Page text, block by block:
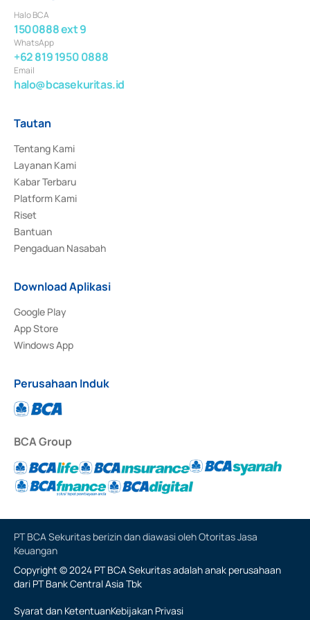
Halo BCA
1500888 ext 9
WhatsApp
+62 819 1950 0888
Email
halo@bcasekuritas.id
Tautan
Tentang Kami
Layanan Kami
Kabar Terbaru
Platform Kami
Riset
Bantuan
Pengaduan Nasabah
Download Aplikasi
Google Play
App Store
Windows App
Perusahaan Induk
BCA Group
PT BCA Sekuritas berizin dan diawasi oleh Otoritas Jasa
Keuangan
Copyright © 2024 PT BCA Sekuritas adalah anak perusahaan
dari PT Bank Central Asia Tbk
Syarat dan KetentuanKebijakan Privasi